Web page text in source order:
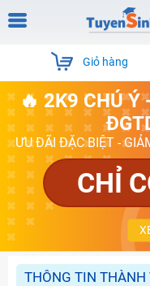
Giỏ hàng
🔥 2K9 CHÚ Ý
ƯU ĐÃI ĐẶC BIỆT -
CHỈ
THÔNG TIN THÀNH